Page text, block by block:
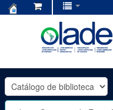
OLADE
-